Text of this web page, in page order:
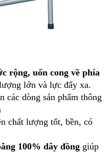
rộng, uốn cong về phía
lớn và lực đẩy xa.
dòng sản phẩm thông
chất lượng tốt, bền, có
100% dây đồng giúp